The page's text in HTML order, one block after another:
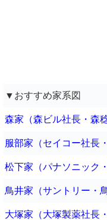
▼おすすめ家系図
森家（森ビル社長・森
服部家（セイコー社長
松下家（パナソニック
鳥井家（サントリー・
大塚家（大塚製薬社長